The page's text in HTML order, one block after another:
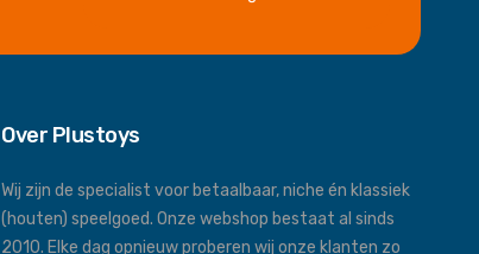
Over Plustoys
Wij zijn de specialist voor betaalbaar, niche én klassiek
(houten) speelgoed. Onze webshop bestaat al sinds
2010. Elke dag opnieuw proberen wij onze klanten zo